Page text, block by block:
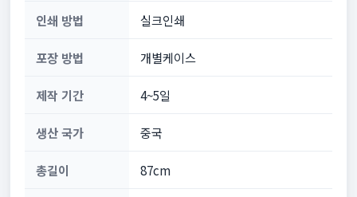
인쇄 방법 실크인쇄
포장 방법 개별케이스
제작 기간 4~5일
생산 국가 중국
총길이 87cm